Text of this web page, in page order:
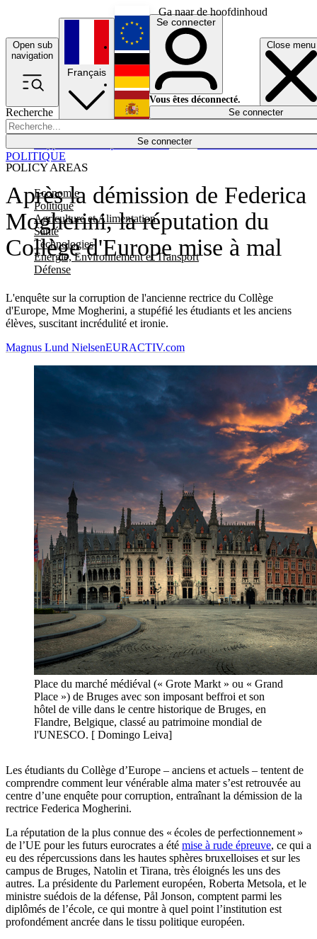
Ga naar de hoofdinhoud
Open sub
navigation
Close menu
Recherche
Se connecter
POLICY AREAS
Economie
Politique
Agriculture et Alimentation
Santé
Technologies
Energie, Environnement et Transport
Défense
Économie
Français
English
Deutsch
Español
Se connecter
Vous êtes déconnecté.
Se connecter
Après la démission de Federica
Mogherini, la réputation du
Collège d'Europe mise à mal
L'enquête sur la corruption de l'ancienne rectrice du Collège
d'Europe, Mme Mogherini, a stupéfié les étudiants et les anciens
élèves, suscitant incrédulité et ironie.
POLITIQUE
Magnus Lund NielsenEURACTIV.com
Place du marché médiéval (« Grote Markt » ou « Grand
Place ») de Bruges avec son imposant beffroi et son
hôtel de ville dans le centre historique de Bruges, en
Flandre, Belgique, classé au patrimoine mondial de
l'UNESCO. [ Domingo Leiva]
Les étudiants du Collège d’Europe – anciens et actuels – tentent de
comprendre comment leur vénérable alma mater s’est retrouvée au
centre d’une enquête pour corruption, entraînant la démission de la
rectrice Federica Mogherini.
La réputation de la plus connue des « écoles de perfectionnement »
de l’UE pour les futurs eurocrates a été mise à rude épreuve, ce qui a
eu des répercussions dans les hautes sphères bruxelloises et sur les
campus de Bruges, Natolin et Tirana, très éloignés les uns des
autres. La présidente du Parlement européen, Roberta Metsola, et le
ministre suédois de la défense, Pål Jonson, comptent parmi les
diplômés de l’école, ce qui montre à quel point l’institution est
profondément ancrée dans le tissu politique européen.